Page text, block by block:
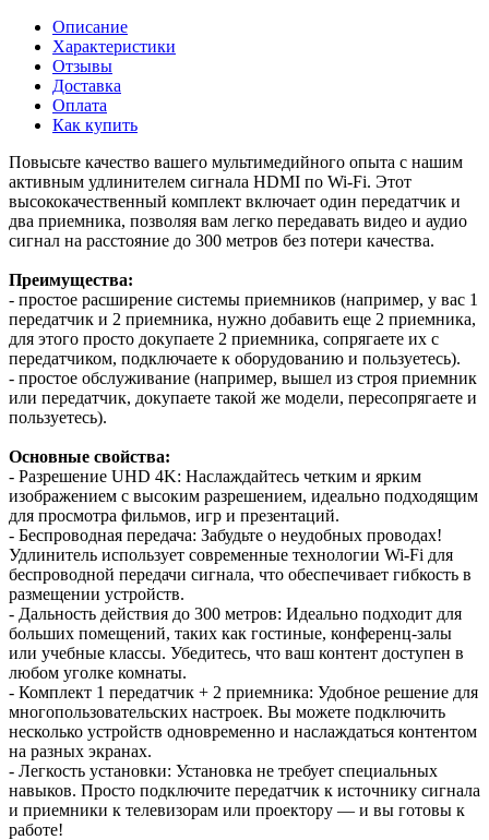
Описание
Характеристики
Отзывы
Доставка
Оплата
Как купить
Повысьте качество вашего мультимедийного опыта с нашим
активным удлинителем сигнала HDMI по Wi-Fi. Этот
высококачественный комплект включает один передатчик и
два приемника, позволяя вам легко передавать видео и аудио
сигнал на расстояние до 300 метров без потери качества.
Преимущества:
- простое расширение системы приемников (например, у вас 1
передатчик и 2 приемника, нужно добавить еще 2 приемника,
для этого просто докупаете 2 приемника, сопрягаете их с
передатчиком, подключаете к оборудованию и пользуетесь).
- простое обслуживание (например, вышел из строя приемник
или передатчик, докупаете такой же модели, пересопрягаете и
пользуетесь).
Основные свойства:
- Разрешение UHD 4K: Наслаждайтесь четким и ярким
изображением с высоким разрешением, идеально подходящим
для просмотра фильмов, игр и презентаций.
- Беспроводная передача: Забудьте о неудобных проводах!
Удлинитель использует современные технологии Wi-Fi для
беспроводной передачи сигнала, что обеспечивает гибкость в
размещении устройств.
- Дальность действия до 300 метров: Идеально подходит для
больших помещений, таких как гостиные, конференц-залы
или учебные классы. Убедитесь, что ваш контент доступен в
любом уголке комнаты.
- Комплект 1 передатчик + 2 приемника: Удобное решение для
многопользовательских настроек. Вы можете подключить
несколько устройств одновременно и наслаждаться контентом
на разных экранах.
- Легкость установки: Установка не требует специальных
навыков. Просто подключите передатчик к источнику сигнала
и приемники к телевизорам или проектору — и вы готовы к
работе!